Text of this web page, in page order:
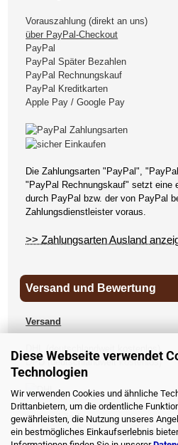
Diese Webseite verwendet
Technologien
Wir verwenden Cookies und ähnliche
Drittanbietern, um die ordentliche
gewährleisten, die Nutzung unseres
ein bestmögliches Einkaufserlebnis
Vorauszahlung (direkt an uns)
über PayPal-Checkout
PayPal
PayPal Später Bezahlen
PayPal Rechnungskauf
PayPal Kreditkarten
Apple Pay / Google Pay
Die Zahlungsarten "PayPal",
"PayPal Rechnungskauf" setzt eine
durch PayPal bzw. der von PayPal
Zahlungsdienstleister voraus.
>> Zahlungsarten Ausland
Versand und Bewertung
Versand
DHL (deutschlandweit kostenlos)
DPD (deutschlandweit kostenlos)
UPS
andere Länder
>> Versandkosten anzeigen